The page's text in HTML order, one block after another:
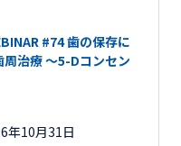
#74 歯の保存に
治療 ～5-Dコンセン
年10月31日